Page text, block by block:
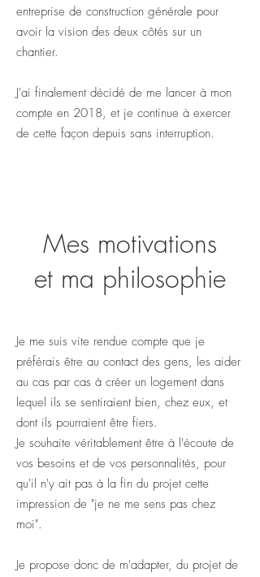
entreprise de construction générale pour
avoir la vision des deux côtés sur un
chantier.
J'ai finalement décidé de me lancer à mon
compte en 2018, et je continue à exercer
de cette façon depuis sans interruption.
Mes motivations
et ma philosophie
Je me suis vite rendue compte que je
préférais être au contact des gens, les aider
au cas par cas à créer un logement dans
lequel ils se sentiraient bien, chez eux, et
dont ils pourraient être fiers.
Je souhaite véritablement être à l'écoute de
vos besoins et de vos personnalités, pour
qu'il n'y ait pas à la fin du projet cette
impression de "je ne me sens pas chez
moi".
Je propose donc de m'adapter, du projet de